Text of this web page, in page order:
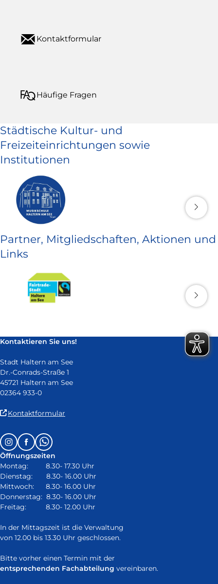
Kontaktformular
Häufige Fragen
Städtische Kultur- und
Freizeiteinrichtungen sowie
Institutionen
Partner, Mitgliedschaften, Aktionen und
Links
Kontaktieren Sie uns!
Stadt Haltern am See
Dr.-Conrads-Straße 1
45721 Haltern am See
02364 933-0
Kontaktformular
in
neuem
Fenster)
Follow
us
on:
InstagramFacebookWhatsapp
Öffnungszeiten
Montag: 8.30- 17.30 Uhr
Dienstag: 8.30- 16.00 Uhr
Mittwoch: 8.30- 16.00 Uhr
Donnerstag: 8.30- 16.00 Uhr
Freitag: 8.30- 12.00 Uhr
In der Mittagszeit ist die Verwaltung
von 12.00 bis 13.30 Uhr geschlossen.
Bitte vorher einen Termin mit der
entsprechenden Fachabteilung vereinbaren.